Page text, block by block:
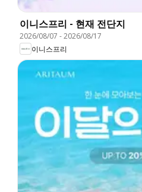
이니스프리 - 현재 전단지
2026/08/07 -2026/08/17
이니스프리